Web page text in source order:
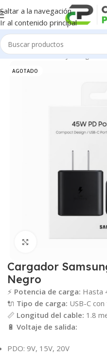
Saltar a la navegación
Ir al contenido principal
Inicio/Accesorios y Gadgets/
AGOTADO
Click para agrandar
Cargador
Negro
⚡ Potencia de carga: Hasta
🔌 Tipo de carga: USB-C
📏 Longitud del cable: 1.8
🔋 Voltaje de salida:
PDO: 9V, 15V, 20V